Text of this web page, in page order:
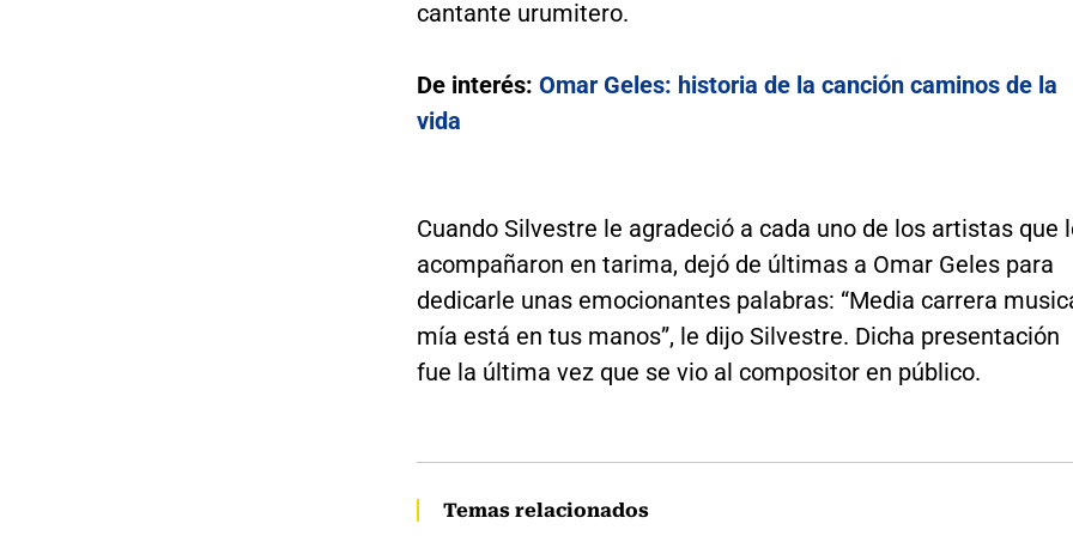
cantante urumitero.
De interés: Omar Geles: historia de la canción caminos de la
vida
Cuando Silvestre le agradeció a cada uno de los artistas que
acompañaron en tarima, dejó de últimas a Omar Geles para
dedicarle unas emocionantes palabras: “Media carrera
mía está en tus manos”, le dijo Silvestre. Dicha presentación
fue la última vez que se vio al compositor en público.
Temas relacionados